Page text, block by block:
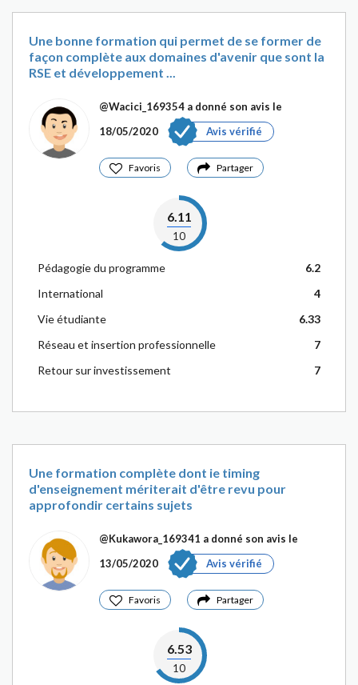
Une bonne formation qui permet de se former de
façon complète aux domaines d'avenir que sont la
RSE et développement ...
@Wacici_169354 a donné son avis le
18/05/2020
Avis vérifié
Favoris Partager
6.11
10
Pédagogie du programme
6.2
International
4
Vie étudiante
6.33
Réseau et insertion professionnelle
7
Retour sur investissement
7
Une formation complète dont ie timing
d'enseignement mériterait d'être revu pour
approfondir certains sujets
@Kukawora_169341 a donné son avis le
13/05/2020
Avis vérifié
Favoris Partager
6.53
10